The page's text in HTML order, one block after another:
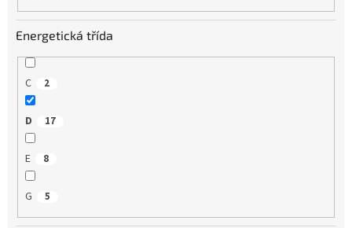
Energetická třída
C 2
D 17
E 8
G 5